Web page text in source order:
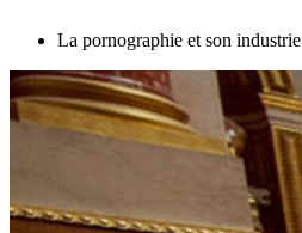
La pornographie et son industrie